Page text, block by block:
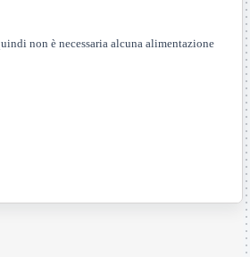
non è necessaria alcuna alimentazione